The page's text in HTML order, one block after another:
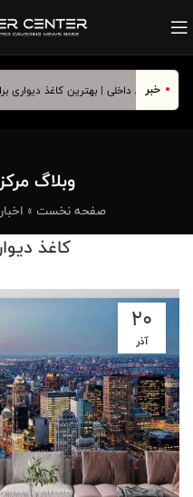
خبر
وبلاگ
صفحه نخست » اخبار
کاغذ
20
آذر